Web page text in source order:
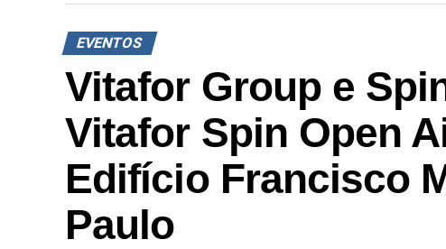
EVENTOS
Vitafor Group e
Vitafor Spin Open
Edifício Francisco
Paulo